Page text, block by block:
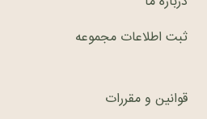
ثبت اطلاعات مجموعه
قوانین و مقررات